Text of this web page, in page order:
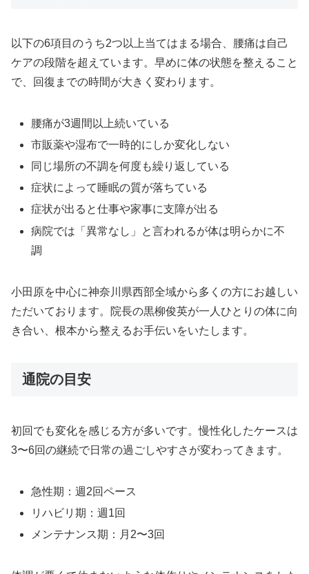
以下の6項目のうち2つ以上当てはまる場合、腰痛は自己
ケアの段階を超えています。早めに体の状態を整えること
で、回復までの時間が大きく変わります。
腰痛が3週間以上続いている
市販薬や湿布で一時的にしか変化しない
同じ場所の不調を何度も繰り返している
症状によって睡眠の質が落ちている
症状が出ると仕事や家事に支障が出る
病院では「異常なし」と言われるが体は明らかに不
調
小田原を中心に神奈川県西部全域から多くの方にお越しい
ただいております。院長の黒柳俊英が一人ひとりの体に向
き合い、根本から整えるお手伝いをいたします。
通院の目安
初回でも変化を感じる方が多いです。慢性化したケースは
3〜6回の継続で日常の過ごしやすさが変わってきます。
急性期：週2回ペース
リハビリ期：週1回
メンテナンス期：月2〜3回